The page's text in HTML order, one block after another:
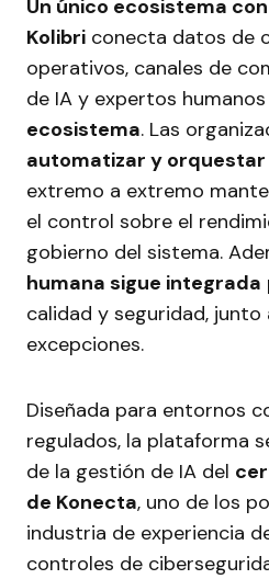
Un único ecosistema
Kolibri conecta datos de
operativos, canales de
de IA y expertos humanos
ecosistema. Las
automatizar y
extremo a extremo
el control sobre el
gobierno del sistema.
humana sigue integrada
calidad y seguridad,
excepciones.
Diseñada para entornos
regulados, la plataforma
de la gestión de IA del
de Konecta, uno de los
industria de experiencia
controles de